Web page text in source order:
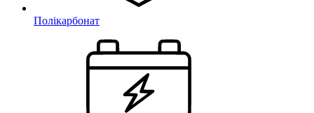
Полікарбонат